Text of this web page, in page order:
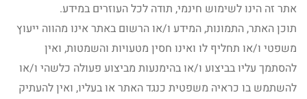
אתר זה הינו לשימוש חינמי, תודה לכל העוזרים במידע.
תוכן האתר, התמונות, המידע ו/או הרשום באתר אינו מהווה ייעוץ
משפטי ו/או תחליף לו ואינו חסין מטעויות והשמטות, ואין
להסתמך עליו בביצוע ו/או בהימנעות מביצוע פעולה כלשהי ו/או
להשתמש בו כראיה משפטית כנגד האתר או בעליו, ואין להעתיק